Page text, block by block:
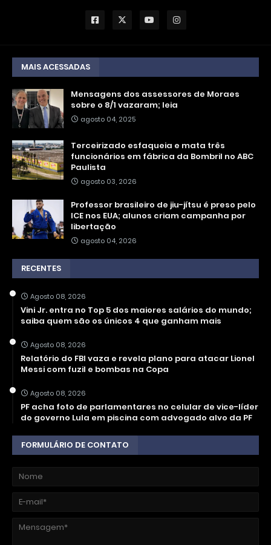
MAIS ACESSADAS
Mensagens dos assessores de Moraes
sobre o 8/1 vazaram; leia
agosto 04, 2025
Terceirizado esfaqueia e mata três
funcionários em fábrica da Bombril no ABC
Paulista
agosto 03, 2026
Professor brasileiro de jiu-jítsu é preso pelo
ICE nos EUA; alunos criam campanha por
libertação
agosto 04, 2026
RECENTES
Agosto 08, 2026
Vini Jr. entra no Top 5 dos maiores salários do mundo;
saiba quem são os únicos 4 que ganham mais
Agosto 08, 2026
Relatório do FBI vaza e revela plano para atacar Lionel
Messi com fuzil e bombas na Copa
Agosto 08, 2026
PF acha foto de parlamentares no celular de vice-líder
do governo Lula em piscina com advogado alvo da PF
FORMULÁRIO DE CONTATO